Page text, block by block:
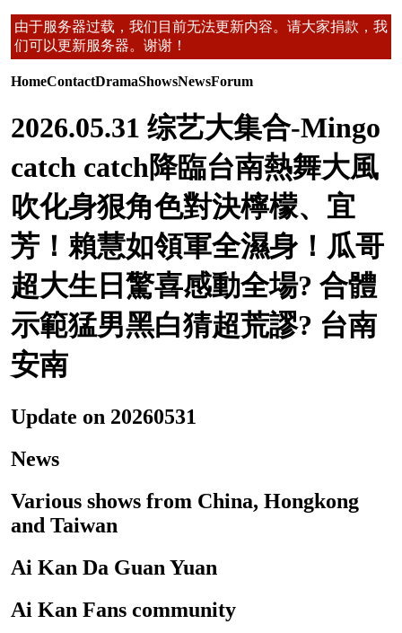
由于服务器过载，我们目前无法更新内容。请大家捐款，我
们可以更新服务器。谢谢！
HomeContactDramaShowsNewsForum
2026.05.31 综艺大集合-Mingo
catch catch降臨台南熱舞大風
吹化身狠角色對決檸檬、宜
芳！賴慧如領軍全濕身！瓜哥
超大生日驚喜感動全場? 合體
示範猛男黑白猜超荒謬? 台南
安南
Update on 20260531
News
Various shows from China, Hongkong
and Taiwan
Ai Kan Da Guan Yuan
Ai Kan Fans community